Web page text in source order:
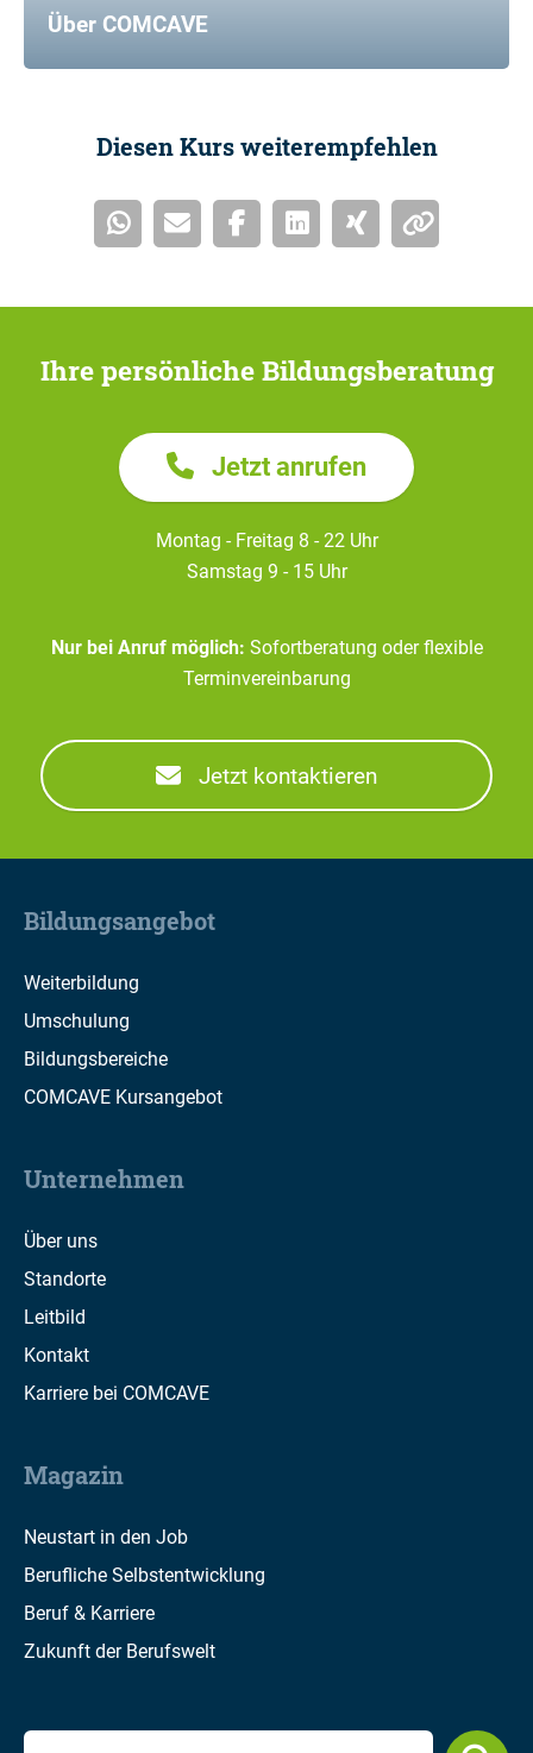
Über COMCAVE
Diesen Kurs weiterempfehlen
Ihre persönliche Bildungsberatung
Jetzt anrufen
Montag - Freitag 8 - 22 Uhr
Samstag 9 - 15 Uhr
Nur bei Anruf möglich: Sofortberatung oder flexible
Terminvereinbarung
Jetzt kontaktieren
Bildungsangebot
Weiterbildung
Umschulung
Bildungsbereiche
COMCAVE Kursangebot
Unternehmen
Über uns
Standorte
Leitbild
Kontakt
Karriere bei COMCAVE
Magazin
Neustart in den Job
Berufliche Selbstentwicklung
Beruf & Karriere
Zukunft der Berufswelt